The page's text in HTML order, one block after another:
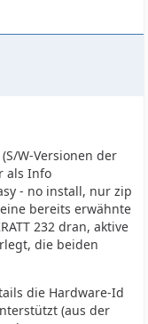
W-Versionen der
als Info
- no install, nur zip
bereits erwähnte
232 dran, aktive
die beiden
die Hardware-Id
(aus der